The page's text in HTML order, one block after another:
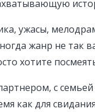
ужасы,
жанр не так
хотите
с
как для